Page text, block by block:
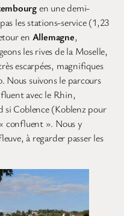
en une demi-
les stations-service (1,23
en Allemagne,
les rives de la Moselle,
escarpées, magnifiques
Nous suivons le parcours
avec le Rhin,
si Coblence (Koblenz pour
confluent ». Nous y
à regarder passer les